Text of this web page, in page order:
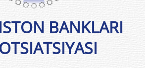
BANKLARI